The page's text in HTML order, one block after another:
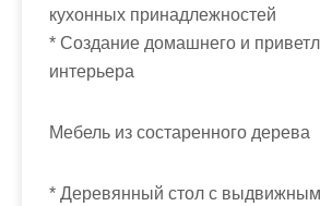
кухонных принадлежностей
* Создание домашнего и
интерьера
Мебель из состаренного дерева
* Деревянный стол с